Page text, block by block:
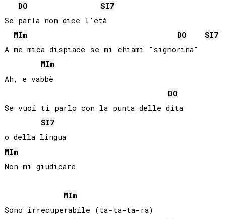
DO
SI7
Se parla non dice l'età
MIm DO SI7
A me mica dispiace se mi chiami "signorina"
MIm
Ah, e vabbè
DO
Se vuoi ti parlo con la punta delle dita
SI7
o della lingua
MIm
Non mi giudicare
MIm
Sono irrecuperabile (ta-ta-ta-ra)